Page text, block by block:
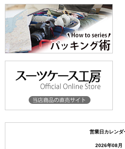
営業日カレンダ
2026年08月